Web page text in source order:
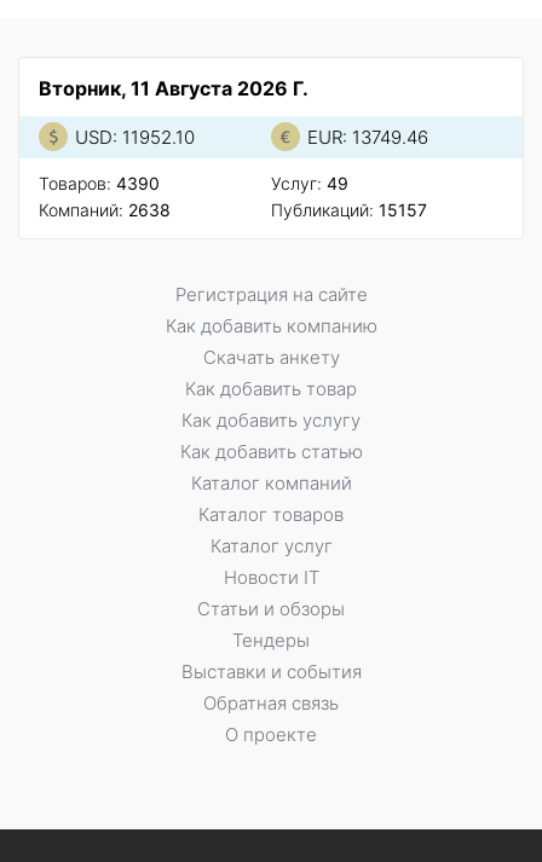
Вторник, 11 Августа 2026 Г.
USD: 11952.10 EUR: 13749.46
Товаров: 4390
Компаний: 2638
Услуг: 49
Публикаций: 15157
Регистрация на сайте
Как добавить компанию
Скачать анкету
Как добавить товар
Как добавить услугу
Как добавить статью
Каталог компаний
Каталог товаров
Каталог услуг
Новости IT
Статьи и обзоры
Тендеры
Выставки и события
Обратная связь
О проекте